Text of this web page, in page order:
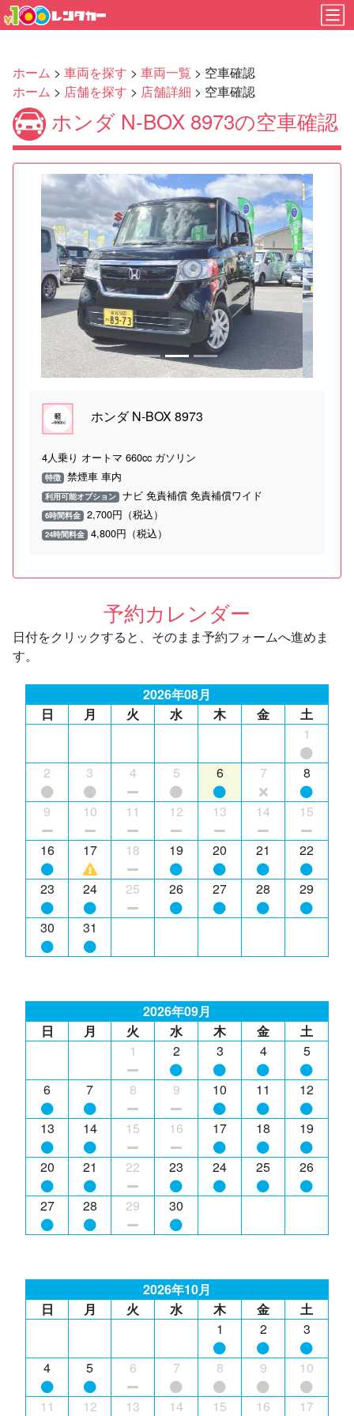
ホーム > 車両を探す > 車両一覧 > 空車確認
ホーム > 店舗を探す > 店舗詳細 > 空車確認
ホンダ N-BOX 8973の空車確認
Previous Next
ホンダ N-BOX 8973
4人乗り オートマ 660cc ガソリン
特徴 禁煙車 車内
利用可能オプション ナビ 免責補償 免責補償ワイド
6時間料金 2,700円（税込）
24時間料金 4,800円（税込）
予約カレンダー
日付をクリックすると、そのまま予約フォームへ進めま
す。
2026年08月
日
月 火 水 木 金
土
1
2 3 4 5 6 7 8
9 10 11 12 13 14 15
16 17 18 19 20 21 22
23 24 25 26 27 28 29
30 31
2026年09月
日
月 火 水 木 金
土
1
2 3 4 5
6 7 8 9 10 11 12
13 14 15 16 17 18 19
20 21 22 23 24 25 26
27 28 29 30
2026年10月
日
月 火 水 木 金
土
1
2 3
4 5 6 7 8 9 10
11 12 13 14 15 16 17